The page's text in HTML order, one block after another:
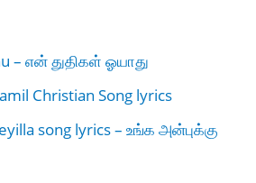
– என் துதிகள் ஓயாது
Christian Song lyrics
song lyrics – உங்க அன்புக்கு